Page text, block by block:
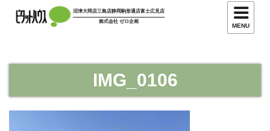
ツ
沼津大岡店三島店静岡駒形通店富士広見店
株式会社 ゼロ企画
MENU
IMG_0106